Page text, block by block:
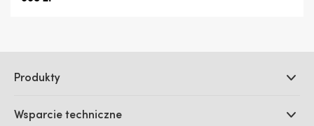
Produkty
DaVinci Resolve i oprogramowanie Fusion
Wsparcie techniczne